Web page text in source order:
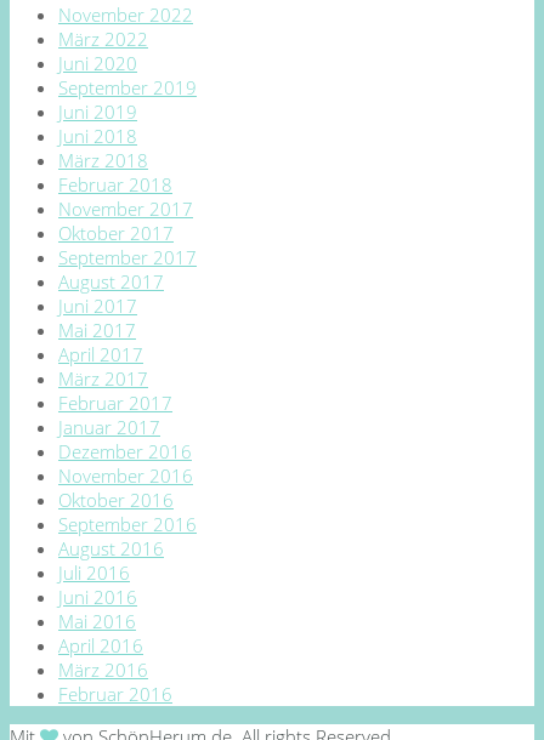
November 2022
März 2022
Juni 2020
September 2019
Juni 2019
Juni 2018
März 2018
Februar 2018
November 2017
Oktober 2017
September 2017
August 2017
Juni 2017
Mai 2017
April 2017
März 2017
Februar 2017
Januar 2017
Dezember 2016
November 2016
Oktober 2016
September 2016
August 2016
Juli 2016
Juni 2016
Mai 2016
April 2016
März 2016
Februar 2016